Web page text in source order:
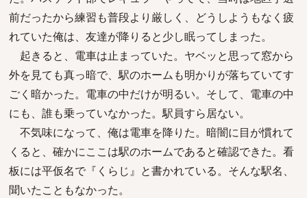
前だったから練習も普段より厳しく、どうしようもなく疲
れていた俺は、友達が降りると少し眠ってしまった。
起きると、電車は止まっていた。ヤベッと思って窓から
外を見ても真っ暗で、駅のホームも明かりが落ちていてす
ごく暗かった。電車の中だけが明るい。そして、電車の中
にも、誰も乗っていなかった。駅員すら居ない。
不気味になって、俺は電車を降りた。暗闇に目が慣れて
くると、確かにここは駅のホームであると確認できた。看
板には平仮名で『くらじ』と書かれている。そんな駅名、
聞いたこともなかった。